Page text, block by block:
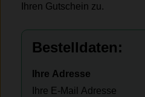
Ihren Gutschein zu.
Bitte lasse dieses Feld leer.
Bitte lasse dieses Feld leer.
Bestelldaten:
Ihre Adresse
Ihre E-Mail Adresse